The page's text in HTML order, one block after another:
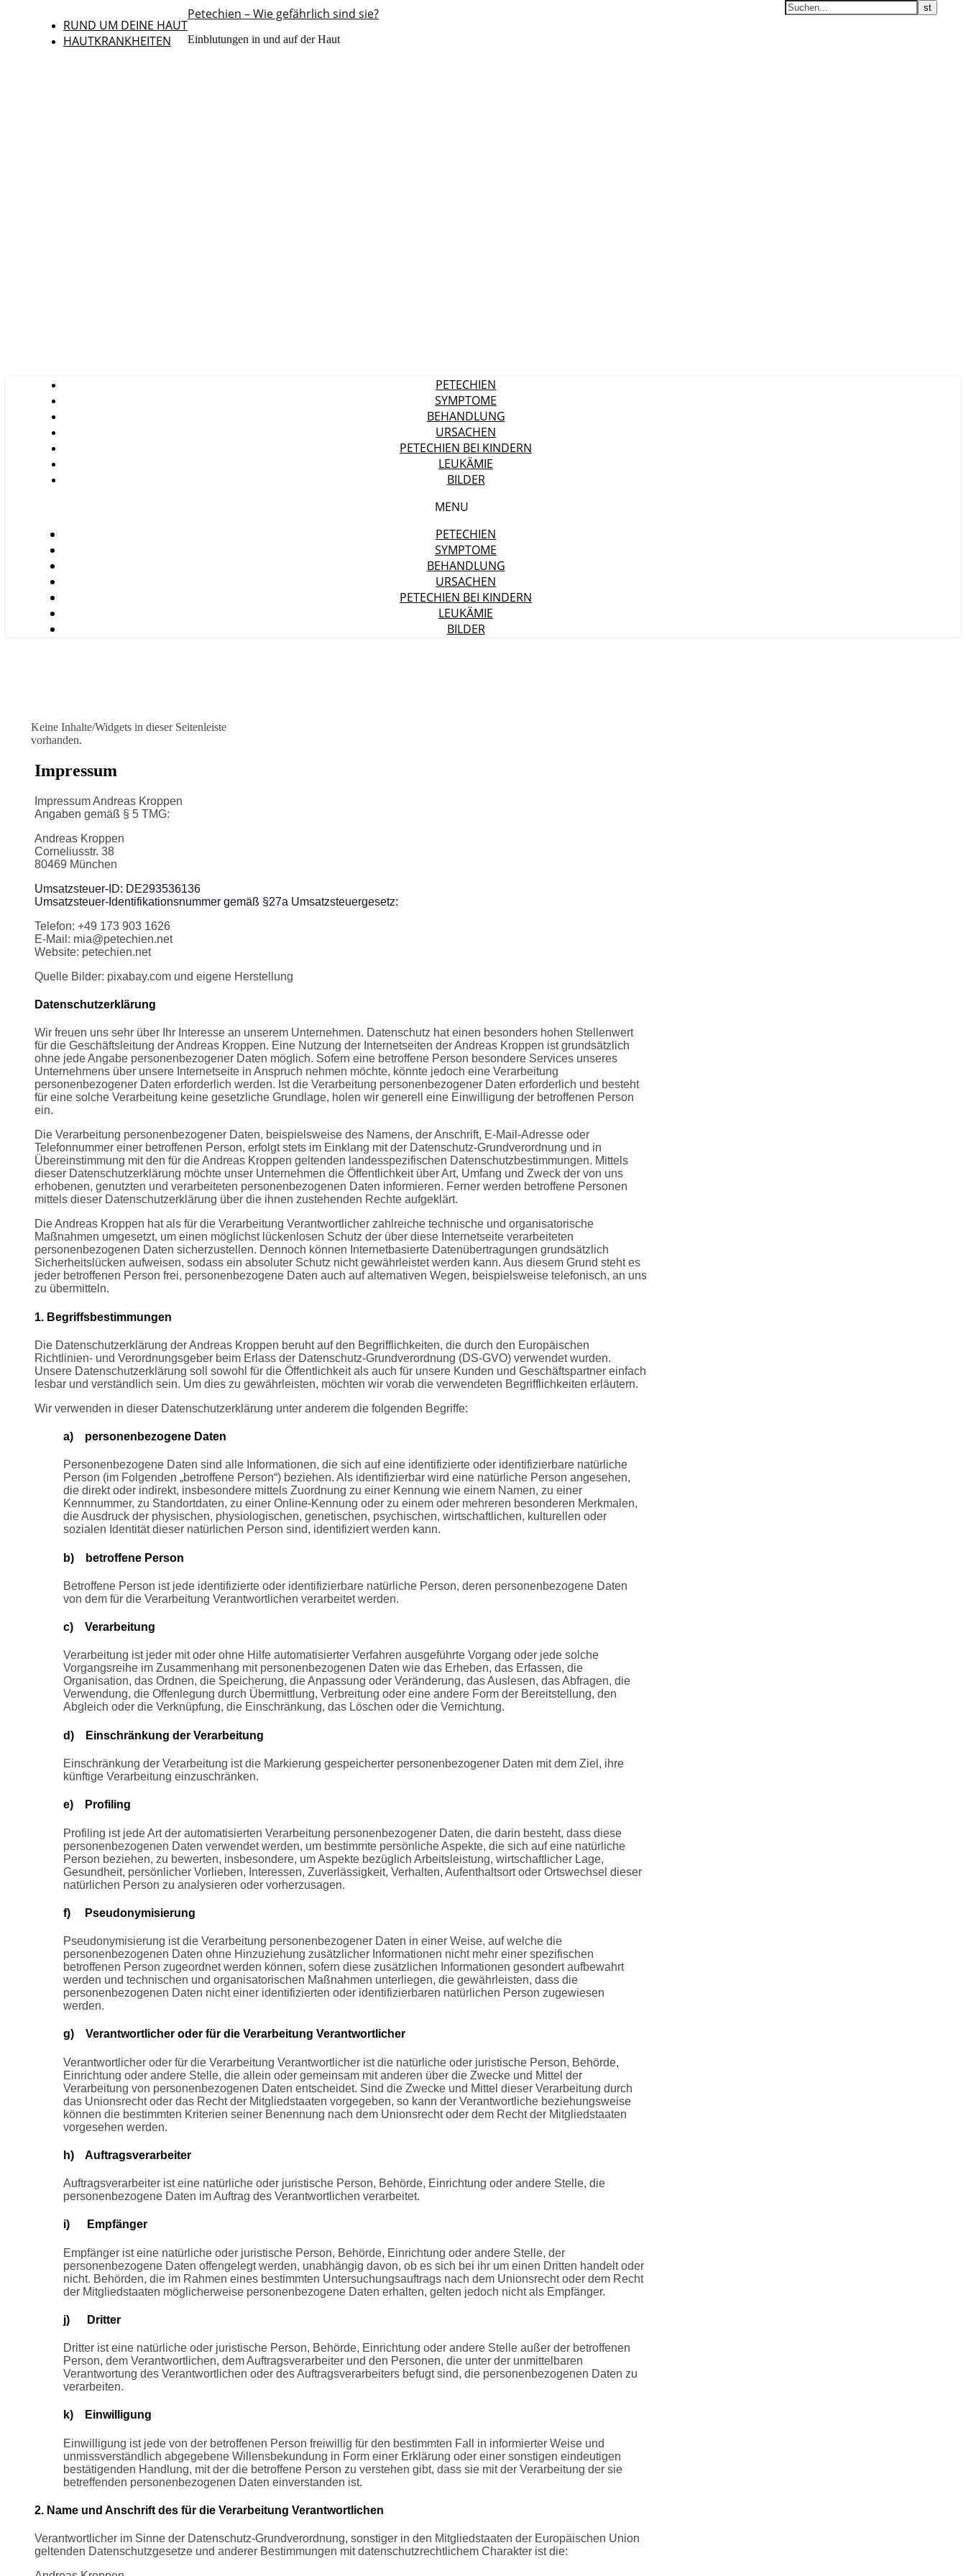
RUND UM DEINE HAUT
HAUTKRANKHEITEN
Petechien – Wie gefährlich sind sie?
Einblutungen in und auf der Haut
PETECHIEN
SYMPTOME
BEHANDLUNG
URSACHEN
PETECHIEN BEI KINDERN
LEUKÄMIE
BILDER
MENU
PETECHIEN
SYMPTOME
BEHANDLUNG
URSACHEN
PETECHIEN BEI KINDERN
LEUKÄMIE
BILDER
Keine Inhalte/Widgets in dieser Seitenleiste
vorhanden.
Impressum
Impressum Andreas Kroppen
Angaben gemäß § 5 TMG:
Andreas Kroppen
Corneliusstr. 38
80469 München
Umsatzsteuer-ID: DE293536136
Umsatzsteuer-Identifikationsnummer gemäß §27a Umsatzsteuergesetz:
Telefon: +49 173 903 1626
E-Mail: mia@petechien.net
Website: petechien.net
Quelle Bilder: pixabay.com und eigene Herstellung
Datenschutzerklärung
Wir freuen uns sehr über Ihr Interesse an unserem Unternehmen. Datenschutz hat einen besonders hohen Stellenwert
für die Geschäftsleitung der Andreas Kroppen. Eine Nutzung der Internetseiten der Andreas Kroppen ist grundsätzlich
ohne jede Angabe personenbezogener Daten möglich. Sofern eine betroffene Person besondere Services unseres
Unternehmens über unsere Internetseite in Anspruch nehmen möchte, könnte jedoch eine Verarbeitung
personenbezogener Daten erforderlich werden. Ist die Verarbeitung personenbezogener Daten erforderlich und besteht
für eine solche Verarbeitung keine gesetzliche Grundlage, holen wir generell eine Einwilligung der betroffenen Person
ein.
Die Verarbeitung personenbezogener Daten, beispielsweise des Namens, der Anschrift, E-Mail-Adresse oder
Telefonnummer einer betroffenen Person, erfolgt stets im Einklang mit der Datenschutz-Grundverordnung und in
Übereinstimmung mit den für die Andreas Kroppen geltenden landesspezifischen Datenschutzbestimmungen. Mittels
dieser Datenschutzerklärung möchte unser Unternehmen die Öffentlichkeit über Art, Umfang und Zweck der von uns
erhobenen, genutzten und verarbeiteten personenbezogenen Daten informieren. Ferner werden betroffene Personen
mittels dieser Datenschutzerklärung über die ihnen zustehenden Rechte aufgeklärt.
Die Andreas Kroppen hat als für die Verarbeitung Verantwortlicher zahlreiche technische und organisatorische
Maßnahmen umgesetzt, um einen möglichst lückenlosen Schutz der über diese Internetseite verarbeiteten
personenbezogenen Daten sicherzustellen. Dennoch können Internetbasierte Datenübertragungen grundsätzlich
Sicherheitslücken aufweisen, sodass ein absoluter Schutz nicht gewährleistet werden kann. Aus diesem Grund steht es
jeder betroffenen Person frei, personenbezogene Daten auch auf alternativen Wegen, beispielsweise telefonisch, an uns
zu übermitteln.
1. Begriffsbestimmungen
Die Datenschutzerklärung der Andreas Kroppen beruht auf den Begrifflichkeiten, die durch den Europäischen
Richtlinien- und Verordnungsgeber beim Erlass der Datenschutz-Grundverordnung (DS-GVO) verwendet wurden.
Unsere Datenschutzerklärung soll sowohl für die Öffentlichkeit als auch für unsere Kunden und Geschäftspartner einfach
lesbar und verständlich sein. Um dies zu gewährleisten, möchten wir vorab die verwendeten Begrifflichkeiten erläutern.
Wir verwenden in dieser Datenschutzerklärung unter anderem die folgenden Begriffe:
a) personenbezogene Daten
Personenbezogene Daten sind alle Informationen, die sich auf eine identifizierte oder identifizierbare natürliche
Person (im Folgenden „betroffene Person“) beziehen. Als identifizierbar wird eine natürliche Person angesehen,
die direkt oder indirekt, insbesondere mittels Zuordnung zu einer Kennung wie einem Namen, zu einer
Kennnummer, zu Standortdaten, zu einer Online-Kennung oder zu einem oder mehreren besonderen Merkmalen,
die Ausdruck der physischen, physiologischen, genetischen, psychischen, wirtschaftlichen, kulturellen oder
sozialen Identität dieser natürlichen Person sind, identifiziert werden kann.
b) betroffene Person
Betroffene Person ist jede identifizierte oder identifizierbare natürliche Person, deren personenbezogene Daten
von dem für die Verarbeitung Verantwortlichen verarbeitet werden.
c) Verarbeitung
Verarbeitung ist jeder mit oder ohne Hilfe automatisierter Verfahren ausgeführte Vorgang oder jede solche
Vorgangsreihe im Zusammenhang mit personenbezogenen Daten wie das Erheben, das Erfassen, die
Organisation, das Ordnen, die Speicherung, die Anpassung oder Veränderung, das Auslesen, das Abfragen, die
Verwendung, die Offenlegung durch Übermittlung, Verbreitung oder eine andere Form der Bereitstellung, den
Abgleich oder die Verknüpfung, die Einschränkung, das Löschen oder die Vernichtung.
d) Einschränkung der Verarbeitung
Einschränkung der Verarbeitung ist die Markierung gespeicherter personenbezogener Daten mit dem Ziel, ihre
künftige Verarbeitung einzuschränken.
e) Profiling
Profiling ist jede Art der automatisierten Verarbeitung personenbezogener Daten, die darin besteht, dass diese
personenbezogenen Daten verwendet werden, um bestimmte persönliche Aspekte, die sich auf eine natürliche
Person beziehen, zu bewerten, insbesondere, um Aspekte bezüglich Arbeitsleistung, wirtschaftlicher Lage,
Gesundheit, persönlicher Vorlieben, Interessen, Zuverlässigkeit, Verhalten, Aufenthaltsort oder Ortswechsel dieser
natürlichen Person zu analysieren oder vorherzusagen.
f) Pseudonymisierung
Pseudonymisierung ist die Verarbeitung personenbezogener Daten in einer Weise, auf welche die
personenbezogenen Daten ohne Hinzuziehung zusätzlicher Informationen nicht mehr einer spezifischen
betroffenen Person zugeordnet werden können, sofern diese zusätzlichen Informationen gesondert aufbewahrt
werden und technischen und organisatorischen Maßnahmen unterliegen, die gewährleisten, dass die
personenbezogenen Daten nicht einer identifizierten oder identifizierbaren natürlichen Person zugewiesen
werden.
g) Verantwortlicher oder für die Verarbeitung Verantwortlicher
Verantwortlicher oder für die Verarbeitung Verantwortlicher ist die natürliche oder juristische Person, Behörde,
Einrichtung oder andere Stelle, die allein oder gemeinsam mit anderen über die Zwecke und Mittel der
Verarbeitung von personenbezogenen Daten entscheidet. Sind die Zwecke und Mittel dieser Verarbeitung durch
das Unionsrecht oder das Recht der Mitgliedstaaten vorgegeben, so kann der Verantwortliche beziehungsweise
können die bestimmten Kriterien seiner Benennung nach dem Unionsrecht oder dem Recht der Mitgliedstaaten
vorgesehen werden.
h) Auftragsverarbeiter
Auftragsverarbeiter ist eine natürliche oder juristische Person, Behörde, Einrichtung oder andere Stelle, die
personenbezogene Daten im Auftrag des Verantwortlichen verarbeitet.
i) Empfänger
Empfänger ist eine natürliche oder juristische Person, Behörde, Einrichtung oder andere Stelle, der
personenbezogene Daten offengelegt werden, unabhängig davon, ob es sich bei ihr um einen Dritten handelt oder
nicht. Behörden, die im Rahmen eines bestimmten Untersuchungsauftrags nach dem Unionsrecht oder dem Recht
der Mitgliedstaaten möglicherweise personenbezogene Daten erhalten, gelten jedoch nicht als Empfänger.
j) Dritter
Dritter ist eine natürliche oder juristische Person, Behörde, Einrichtung oder andere Stelle außer der betroffenen
Person, dem Verantwortlichen, dem Auftragsverarbeiter und den Personen, die unter der unmittelbaren
Verantwortung des Verantwortlichen oder des Auftragsverarbeiters befugt sind, die personenbezogenen Daten zu
verarbeiten.
k) Einwilligung
Einwilligung ist jede von der betroffenen Person freiwillig für den bestimmten Fall in informierter Weise und
unmissverständlich abgegebene Willensbekundung in Form einer Erklärung oder einer sonstigen eindeutigen
bestätigenden Handlung, mit der die betroffene Person zu verstehen gibt, dass sie mit der Verarbeitung der sie
betreffenden personenbezogenen Daten einverstanden ist.
2. Name und Anschrift des für die Verarbeitung Verantwortlichen
Verantwortlicher im Sinne der Datenschutz-Grundverordnung, sonstiger in den Mitgliedstaaten der Europäischen Union
geltenden Datenschutzgesetze und anderer Bestimmungen mit datenschutzrechtlichem Charakter ist die: